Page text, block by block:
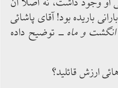
‌باریده ‌بود! آقای پاشائی‌
انگشت و ماهــ توضیح داده‌
ارزش قائلید؟